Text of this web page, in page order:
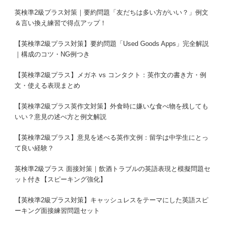
英検準2級プラス対策｜要約問題「友だちは多い方がいい？」例文
＆言い換え練習で得点アップ！
【英検準2級プラス対策】要約問題「Used Goods Apps」完全解説
｜構成のコツ・NG例つき
【英検準2級プラス】メガネ vs コンタクト：英作文の書き方・例
文・使える表現まとめ
【英検準2級プラス英作文対策】外食時に嫌いな食べ物を残しても
いい？意見の述べ方と例文解説
【英検準2級プラス】意見を述べる英作文例：留学は中学生にとっ
て良い経験？
英検準2級プラス 面接対策｜飲酒トラブルの英語表現と模擬問題セ
ット付き【スピーキング強化】
【英検準2級プラス対策】キャッシュレスをテーマにした英語スピ
ーキング面接練習問題セット